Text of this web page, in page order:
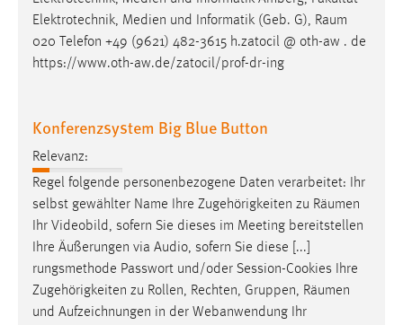
Elektrotechnik, Medien und Informatik (Geb. G), Raum
020 Telefon +49 (9621) 482-3615 h.zatocil @ oth-aw . de
https://www.oth-aw.de/zatocil/prof-dr-ing
Konferenzsystem Big Blue Button
Relevanz:
Regel folgende personenbezogene Daten verarbeitet: Ihr
selbst gewählter Name Ihre Zugehörigkeiten zu Räumen
Ihr Videobild, sofern Sie dieses im Meeting bereitstellen
Ihre Äußerungen via Audio, sofern Sie diese [...]
rungsmethode Passwort und/oder Session-Cookies Ihre
Zugehörigkeiten zu Rollen, Rechten, Gruppen, Räumen
und Aufzeichnungen in der Webanwendung Ihr